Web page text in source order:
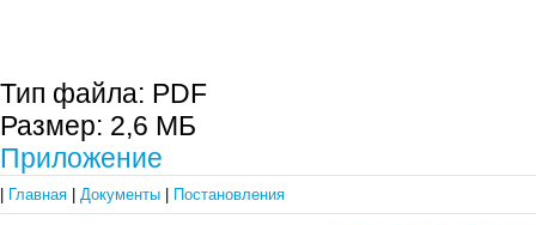
Тип файла: PDF
Размер: 2,6 МБ
Приложение
Главная Документы Постановления